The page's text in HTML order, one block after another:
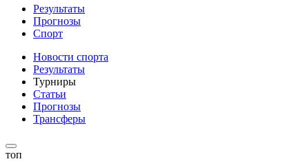
Результаты
Прогнозы
Спорт
Новости спорта
Результаты
Турниры
Статьи
Прогнозы
Трансферы
топ